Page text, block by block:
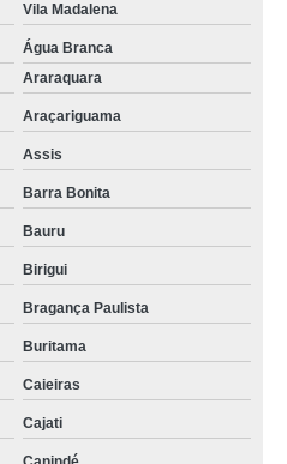
Vila Madalena
Água Branca
Araraquara
Araçariguama
Assis
Barra Bonita
Bauru
Birigui
Bragança Paulista
Buritama
Caieiras
Cajati